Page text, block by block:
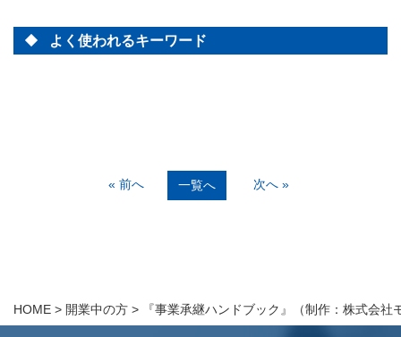
よく使われるキーワード
« 前へ 一覧へ 次へ »
HOME > 開業中の方 > 『事業承継ハンドブック』（制作：株式会社